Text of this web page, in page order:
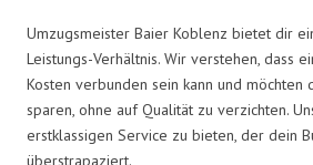
Umzugsmeister Baier Koblenz bietet dir
Leistungs-Verhältnis. Wir verstehen, dass
Kosten verbunden sein kann und möchten
sparen, ohne auf Qualität zu verzichten.
erstklassigen Service zu bieten, der dein
überstrapaziert.